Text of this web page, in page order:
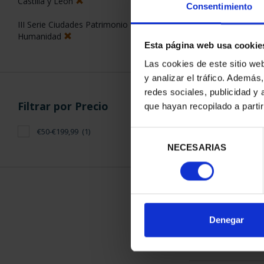
Consentimiento
Esta página web usa
Las cookies de este sitio
y analizar el tráfico.
redes sociales, publicidad y
que hayan recopilado a
consentimiento
NECESARIAS
Denegar
III Serie Ciudades Patrimonio de la
Humanidad
Filtrar por Precio
€50-€199,99 (1)
CIUDADES
ORDENAR POR: